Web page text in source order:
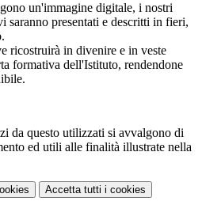
un'immagine digitale, i nostri
presentati e descritti in fieri,
ricostruirà in divenire e in veste
formativa dell'Istituto, rendendone
da questo utilizzati si avvalgono di
ed utili alle finalità illustrate nella
Accetta tutti i cookies